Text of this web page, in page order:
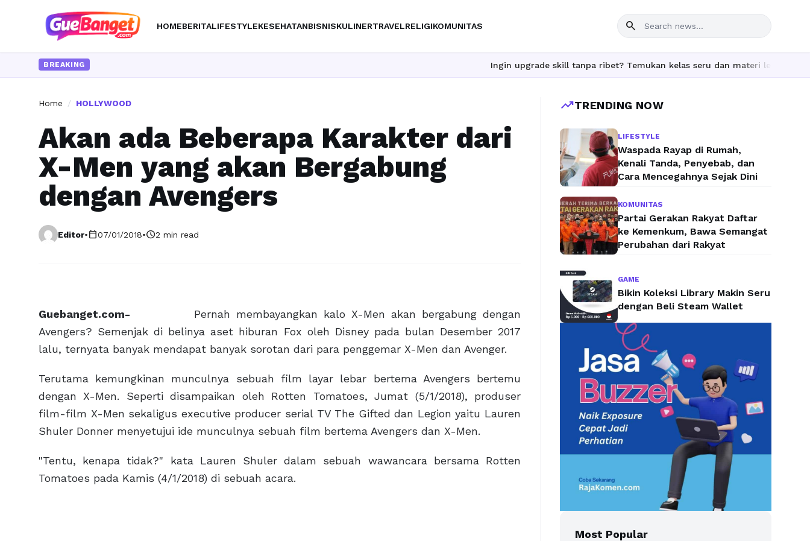
HOMEBERITALIFESTYLEKESEHATANBISNISKULINERTRAVELRELIGIKOMUNITAS search
BREAKING Ingin upgrade skill tanpa ribet? Temukan kelas seru dan materi lengkap hanya
Home / HOLLYWOOD
Akan ada Beberapa Karakter dari
X-Men yang akan Bergabung
dengan Avengers
Editor•calendar_today07/01/2018•schedule2 min read
Guebanget.com-
Pernah membayangkan kalo X-Men akan bergabung dengan
Avengers? Semenjak di belinya aset hiburan Fox oleh Disney pada bulan Desember 2017
lalu, ternyata banyak mendapat banyak sorotan dari para penggemar X-Men dan Avenger.
Terutama kemungkinan munculnya sebuah film layar lebar bertema Avengers bertemu
dengan X-Men. Seperti disampaikan oleh Rotten Tomatoes, Jumat (5/1/2018), produser
film-film X-Men sekaligus executive producer serial TV The Gifted dan Legion yaitu Lauren
Shuler Donner menyetujui ide munculnya sebuah film bertema Avengers dan X-Men.
"Tentu, kenapa tidak?" kata Lauren Shuler dalam sebuah wawancara bersama Rotten
Tomatoes pada Kamis (4/1/2018) di sebuah acara.
trending_upTRENDING NOW
LIFESTYLE
Waspada Rayap di Rumah,
Kenali Tanda, Penyebab, dan
Cara Mencegahnya Sejak Dini
KOMUNITAS
Partai Gerakan Rakyat Daftar
ke Kemenkum, Bawa Semangat
Perubahan dari Rakyat
GAME
Bikin Koleksi Library Makin Seru
dengan Beli Steam Wallet
Most Popular